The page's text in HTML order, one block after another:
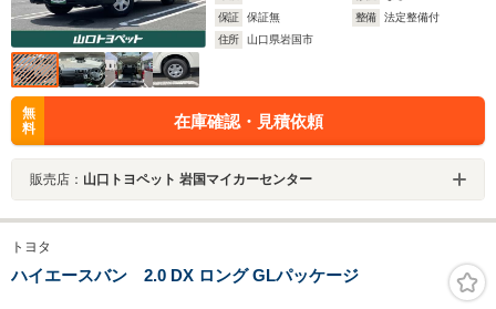
保証
保証無 整備
法定整備付
住所
山口県岩国市
無
料
在庫確認・見積依頼
販売店： 山口トヨペット 岩国マイカーセンター
トヨタ
ハイエースバン 2.0 DX ロング GLパッケージ